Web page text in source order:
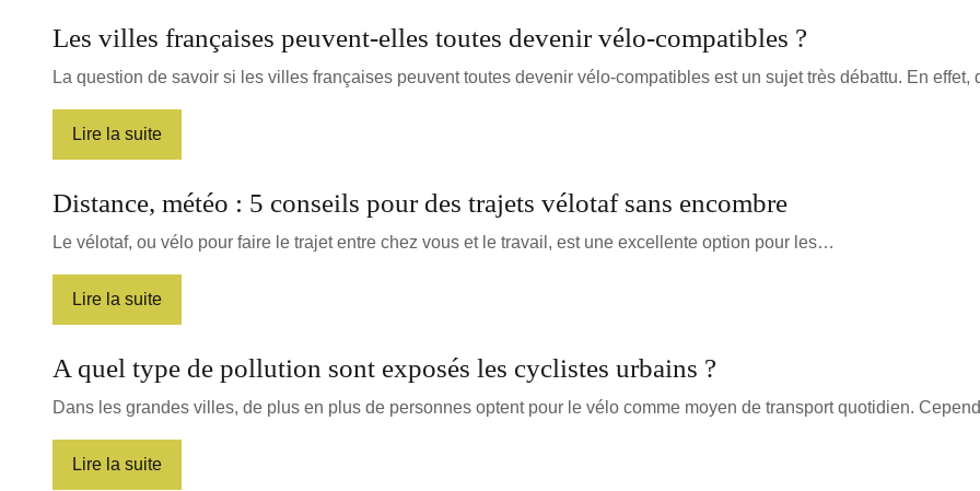
Les villes françaises peuvent-elles toutes devenir vélo-compatibles ?
La question de savoir si les villes françaises peuvent toutes devenir vélo-compatibles est un sujet très débattu. En effet,
Lire la suite
Distance, météo : 5 conseils pour des trajets vélotaf sans encombre
Le vélotaf, ou vélo pour faire le trajet entre chez vous et le travail, est une excellente option pour les…
Lire la suite
A quel type de pollution sont exposés les cyclistes urbains ?
Dans les grandes villes, de plus en plus de personnes optent pour le vélo comme moyen de transport quotidien.
Lire la suite